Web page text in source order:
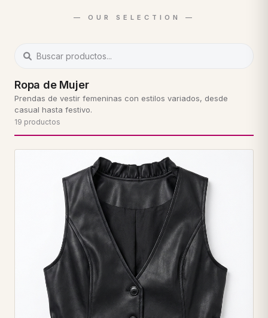
Ropa de Mujer
Prendas de vestir femeninas con estilos variados, desde
casual hasta festivo.
19 productos